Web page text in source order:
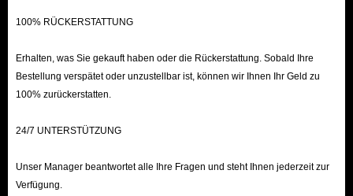
100% RÜCKERSTATTUNG
Erhalten, was Sie gekauft haben oder die Rückerstattung. Sobald Ihre
Bestellung verspätet oder unzustellbar ist, können wir Ihnen Ihr Geld zu
100% zurückerstatten.
24/7 UNTERSTÜTZUNG
Unser Manager beantwortet alle Ihre Fragen und steht Ihnen jederzeit zur
Verfügung.